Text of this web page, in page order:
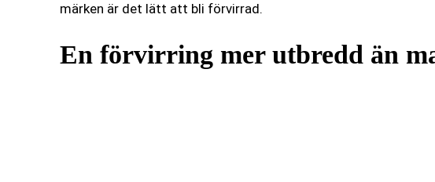
märken är det lätt att bli förvirrad.
En förvirring mer utbredd än